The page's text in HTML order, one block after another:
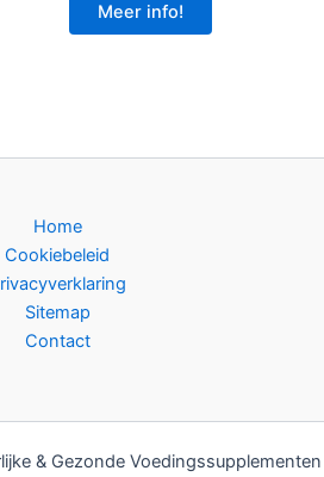
Meer info!
Home
Cookiebeleid
Sitemap
Contact
& Gezonde Voedingssupplementen